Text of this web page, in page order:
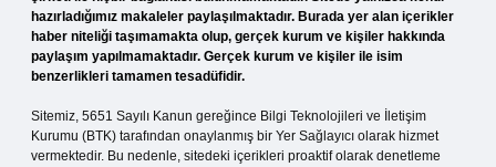
hazırladığımız makaleler paylaşılmaktadır. Burada yer alan içerikler
haber niteliği taşımamakta olup, gerçek kurum ve kişiler hakkında
paylaşım yapılmamaktadır. Gerçek kurum ve kişiler ile isim
benzerlikleri tamamen tesadüfidir.
Sitemiz, 5651 Sayılı Kanun gereğince Bilgi Teknolojileri ve İletişim
Kurumu (BTK) tarafından onaylanmış bir Yer Sağlayıcı olarak hizmet
vermektedir. Bu nedenle, sitedeki içerikleri proaktif olarak denetleme